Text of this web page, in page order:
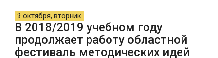
9 октября, вторник
В 2018/2019 учебном году
продолжает работу областной
фестиваль методических идей